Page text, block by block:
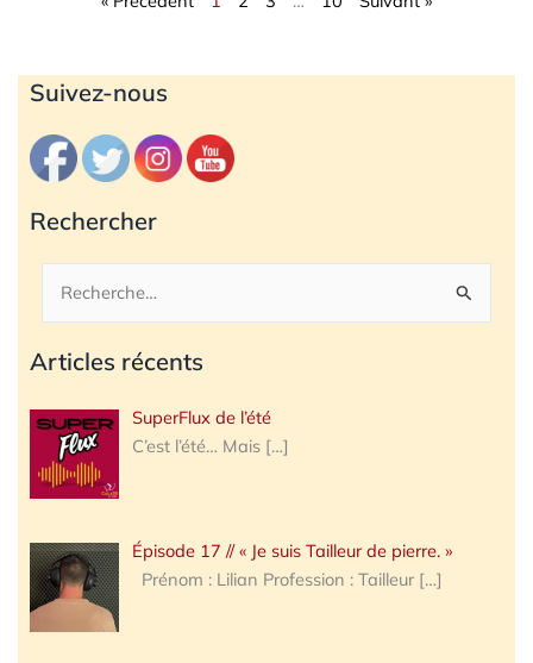
Suivez-nous
Rechercher
Rechercher :
Articles récents
SuperFlux de l’été
C’est l’été… Mais […]
Épisode 17 // « Je suis Tailleur de pierre. »
Prénom : Lilian Profession : Tailleur […]
Archives